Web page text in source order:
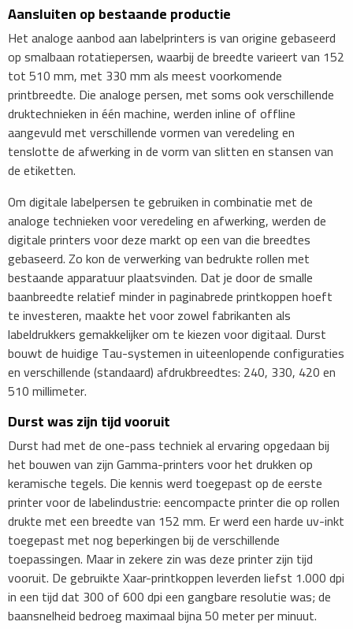
​Aansluiten op bestaande productie
Het analoge aanbod aan labelprinters is van origine gebaseerd
op smalbaan rotatiepersen, waarbij de breedte varieert van 152
tot 510 mm, met 330 mm als meest voorkomende
printbreedte. Die analoge persen, met soms ook verschillende
druktechnieken in één machine, werden inline of offline
aangevuld met verschillende vormen van veredeling en
tenslotte de afwerking in de vorm van slitten en stansen van
de etiketten.
Om digitale labelpersen te gebruiken in combinatie met de
analoge technieken voor veredeling en afwerking, werden de
digitale printers voor deze markt op een van die breedtes
gebaseerd. Zo kon de verwerking van bedrukte rollen met
bestaande apparatuur plaatsvinden. Dat je door de smalle
baanbreedte relatief minder in paginabrede printkoppen hoeft
te investeren, maakte het voor zowel fabrikanten als
labeldrukkers gemakkelijker om te kiezen voor digitaal. Durst
bouwt de huidige Tau-systemen in uiteenlopende configuraties
en verschillende (standaard) afdrukbreedtes: 240, 330, 420 en
510 millimeter.
Durst was zijn tijd vooruit
Durst had met de one-pass techniek al ervaring opgedaan bij
het bouwen van zijn Gamma-printers voor het drukken op
keramische tegels. Die kennis werd toegepast op de eerste
printer voor de labelindustrie: eencompacte printer die op rollen
drukte met een breedte van 152 mm. Er werd een harde uv-inkt
toegepast met nog beperkingen bij de verschillende
toepassingen. Maar in zekere zin was deze printer zijn tijd
vooruit. De gebruikte Xaar-printkoppen leverden liefst 1.000 dpi
in een tijd dat 300 of 600 dpi een gangbare resolutie was; de
baansnelheid bedroeg maximaal bijna 50 meter per minuut.